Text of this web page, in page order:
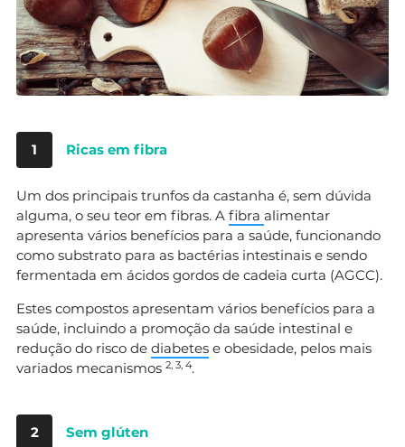
1 Ricas em fibra
Um dos principais trunfos da castanha é, sem dúvida
alguma, o seu teor em fibras. A fibra alimentar
apresenta vários benefícios para a saúde, funcionando
como substrato para as bactérias intestinais e sendo
fermentada em ácidos gordos de cadeia curta (AGCC).
Estes compostos apresentam vários benefícios para a
saúde, incluindo a promoção da saúde intestinal e
redução do risco de diabetes e obesidade, pelos mais
variados mecanismos 2, 3, 4.
2 Sem glúten